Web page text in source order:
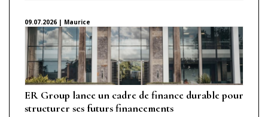
09.07.2026 | Maurice
ER Group lance un cadre de finance durable pour
structurer ses futurs financements